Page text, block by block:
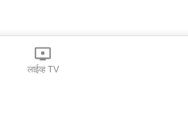
लाईव्ह TV